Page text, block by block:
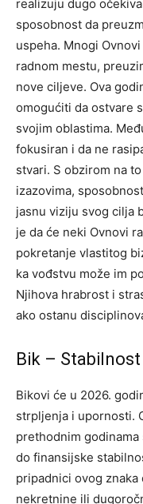
realizuju dugo
sposobnost da
uspeha. Mnogi
radnom mestu,
nove ciljeve. Ova
omogućiti da ostvare
svojim oblastima.
fokusiran i da ne
stvari. S obzirom na
izazovima,
jasnu viziju svog cilja
je da će neki Ovnovi
pokretanje vlastitog
ka vođstvu može im
Njihova hrabrost i
ako ostanu
Bik –
Bikovi će u 2026.
strpljenja i upornosti.
prethodnim
do finansijske
pripadnici ovog
nekretnine ili